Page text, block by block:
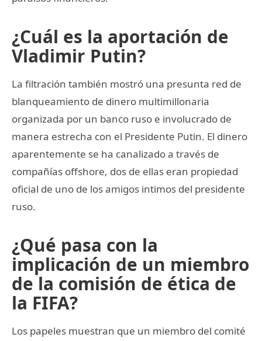
¿Cuál es la aportación de
Vladimir Putin?
La filtración también mostró una presunta red de
blanqueamiento de dinero multimillonaria
organizada por un banco ruso e involucrado de
manera estrecha con el Presidente Putin. El dinero
aparentemente se ha canalizado a través de
compañías offshore, dos de ellas eran propiedad
oficial de uno de los amigos intimos del presidente
ruso.
¿Qué pasa con la
implicación de un miembro
de la comisión de ética de
la FIFA?
Los papeles muestran que un miembro del comité